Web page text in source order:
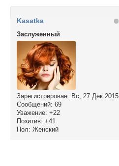
Kasatka
Заслуженный
Зарегистрирован: Вс, 27 Дек 2015
Сообщений: 69
Уважение: +22
Позитив: +41
Пол: Женский